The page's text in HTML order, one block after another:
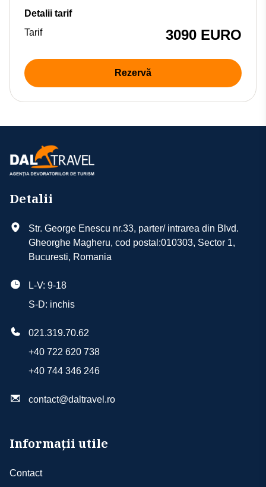
Detalii tarif
Tarif
3090 EURO
Rezervă
Detalii
Str. George Enescu nr.33, parter/ intrarea din Blvd.
Gheorghe Magheru, cod postal:010303, Sector 1,
Bucuresti, Romania
L-V: 9-18
S-D: inchis
021.319.70.62
+40 722 620 738
+40 744 346 246
contact@daltravel.ro
Informații utile
Contact